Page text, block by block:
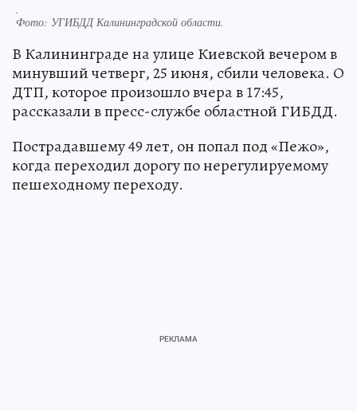
.
Фото: УГИБДД Калининградской области.
В Калининграде на улице Киевской вечером в
минувший четверг, 25 июня, сбили человека. О
ДТП, которое произошло вчера в 17:45,
рассказали в пресс-службе областной ГИБДД.
Пострадавшему 49 лет, он попал под «Пежо»,
когда переходил дорогу по нерегулируемому
пешеходному переходу.